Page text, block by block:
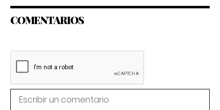
COMENTARIOS